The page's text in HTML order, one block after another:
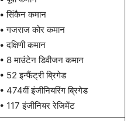
• सिंकैन कमान
• गजराज कोर कमान
• दक्षिणी कमान
• 8 माउंटेन डिवीजन कमान
• 52 इन्फैंट्री ब्रिगेड
• 474वीं इंजीनियरिंग ब्रिगेड
• 117 इंजीनियर रेजिमेंट